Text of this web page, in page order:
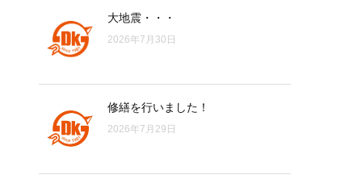
大地震・・・
2026年7月30日
修繕を行いました！
2026年7月29日